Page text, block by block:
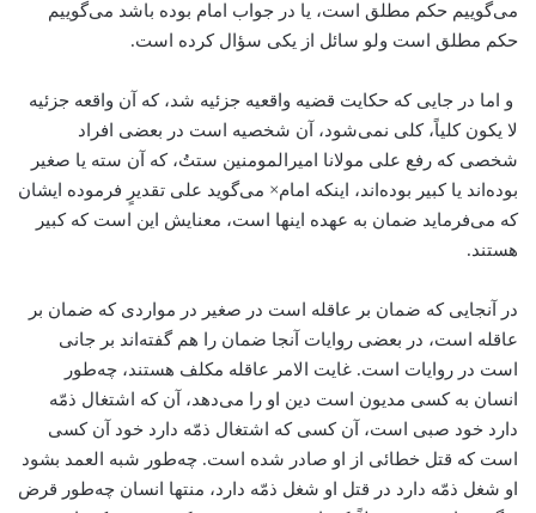
می‌‌گوییم حکم مطلق است، یا در جواب امام بوده باشد می‌گوییم
حکم مطلق است ولو سائل از یکی سؤال کرده است.
و اما در جایی که حکایت قضیه واقعیه جزئیه شد، که آن واقعه جزئیه
لا یکون کلیاً، کلی نمی‌شود، آن شخصیه است در بعضی افراد
شخصی که رفع علی مولانا امیرالمومنین ستتُ، که آن سته یا صغیر
بوده‌اند یا کبیر بوده‌اند، اینکه امام× می‌گوید علی تقدیرٍ فرموده ایشان
که می‌فرماید ضمان به عهده اینها است، معنایش این است که کبیر
هستند.
در آنجایی که ضمان بر عاقله است در صغیر در مواردی که ضمان بر
عاقله است، در بعضی روایات آنجا ضمان را هم گفته‌اند بر جانی
است در روایات است. غایت الامر عاقله مکلف هستند، چه‌طور
انسان به کسی مدیون است دین او را می‌دهد، آن که اشتغال ذمّه
دارد خود صبی است، آن کسی که اشتغال ذمّه دارد خود آن کسی
است که قتل خطائی از او صادر شده است. چه‌طور شبه العمد بشود
او شغل ذمّه دارد در قتل او شغل ذمّه دارد، منتها انسان چه‌طور قرض